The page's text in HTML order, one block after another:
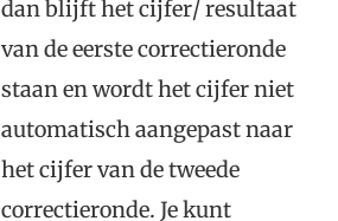
dan blijft het cijfer/ resultaat
van de eerste correctieronde
staan en wordt het cijfer niet
automatisch aangepast naar
het cijfer van de tweede
correctieronde. Je kunt